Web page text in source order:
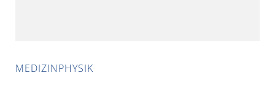
MEDIZINPHYSIK